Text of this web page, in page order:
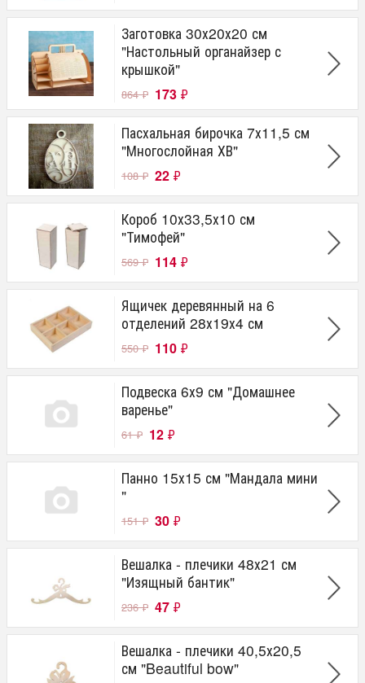
Заготовка 30х20х20 см
"Настольный органайзер с
крышкой"
864₽ 173 ₽
Пасхальная бирочка 7х11,5 см
"Многослойная ХВ"
108₽ 22 ₽
Короб 10х33,5х10 см
"Тимофей"
569₽ 114 ₽
Ящичек деревянный на 6
отделений 28х19х4 см
550₽ 110 ₽
Подвеска 6х9 см "Домашнее
варенье"
61₽ 12 ₽
Панно 15х15 см "Мандала мини
"
151₽ 30 ₽
Вешалка - плечики 48х21 см
"Изящный бантик"
236₽ 47 ₽
Вешалка - плечики 40,5х20,5
см "Beautiful bow"